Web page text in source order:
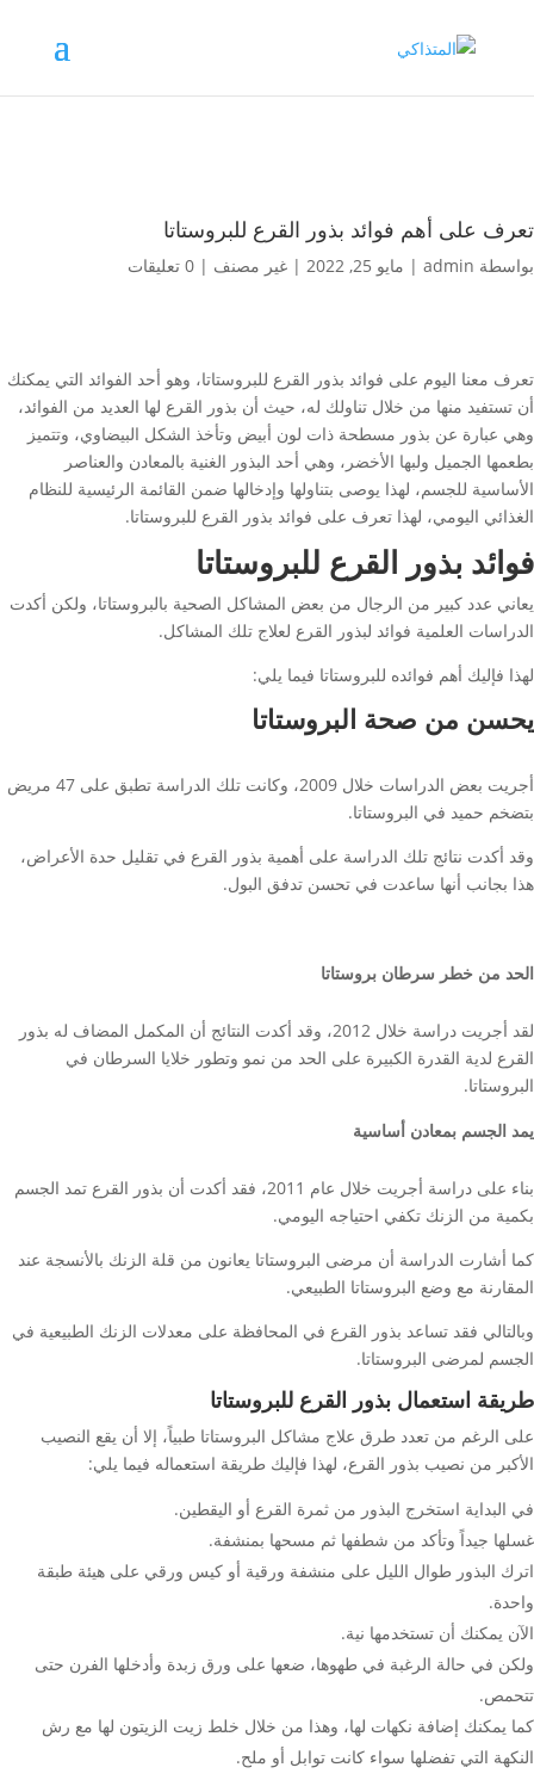
تعرف على أهم فوائد بذور القرع للبروستاتا
بواسطة admin
| مايو 25, 2022 | غير مصنف | 0 تعليقات
تعرف معنا اليوم على فوائد بذور القرع للبروستاتا، وهو أحد الفوائد التي يمكنك
أن تستفيد منها من خلال تناولك له، حيث أن بذور القرع لها العديد من الفوائد،
وهي عبارة عن بذور مسطحة ذات لون أبيض وتأخذ الشكل البيضاوي، وتتميز
بطعمها الجميل ولبها الأخضر، وهي أحد البذور الغنية بالمعادن والعناصر
الأساسية للجسم، لهذا يوصى بتناولها وإدخالها ضمن القائمة الرئيسية للنظام
الغذائي اليومي، لهذا تعرف على فوائد بذور القرع للبروستاتا.
فوائد بذور القرع للبروستاتا
يعاني عدد كبير من الرجال من بعض المشاكل الصحية بالبروستاتا، ولكن أكدت
الدراسات العلمية فوائد لبذور القرع لعلاج تلك المشاكل.
لهذا فإليك أهم فوائده للبروستاتا فيما يلي:
يحسن من صحة البروستاتا
أجريت بعض الدراسات خلال 2009، وكانت تلك الدراسة تطبق على 47 مريض
بتضخم حميد في البروستاتا.
وقد أكدت نتائج تلك الدراسة على أهمية بذور القرع في تقليل حدة الأعراض،
هذا بجانب أنها ساعدت في تحسن تدفق البول.
الحد من خطر سرطان بروستاتا
لقد أجريت دراسة خلال 2012، وقد أكدت النتائج أن المكمل المضاف له بذور
القرع لدية القدرة الكبيرة على الحد من نمو وتطور خلايا السرطان في
البروستاتا.
يمد الجسم بمعادن أساسية
بناء على دراسة أجريت خلال عام 2011، فقد أكدت أن بذور القرع تمد الجسم
بكمية من الزنك تكفي احتياجه اليومي.
كما أشارت الدراسة أن مرضى البروستاتا يعانون من قلة الزنك بالأنسجة عند
المقارنة مع وضع البروستاتا الطبيعي.
وبالتالي فقد تساعد بذور القرع في المحافظة على معدلات الزنك الطبيعية في
الجسم لمرضى البروستاتا.
طريقة استعمال بذور القرع للبروستاتا
على الرغم من تعدد طرق علاج مشاكل البروستاتا طبياً، إلا أن يقع النصيب
الأكبر من نصيب بذور القرع، لهذا فإليك طريقة استعماله فيما يلي:
في البداية استخرج البذور من ثمرة القرع أو اليقطين.
غسلها جيداً وتأكد من شطفها ثم مسحها بمنشفة.
اترك البذور طوال الليل على منشفة ورقية أو كيس ورقي على هيئة طبقة
واحدة.
الآن يمكنك أن تستخدمها نية.
ولكن في حالة الرغبة في طهوها، ضعها على ورق زبدة وأدخلها الفرن حتى
تتحمص.
كما يمكنك إضافة نكهات لها، وهذا من خلال خلط زيت الزيتون لها مع رش
النكهة التي تفضلها سواء كانت توابل أو ملح.